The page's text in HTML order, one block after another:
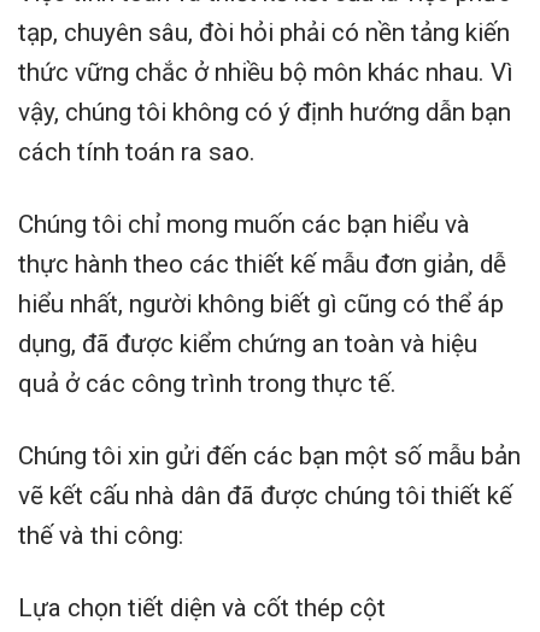
tạp, chuyên sâu, đòi hỏi phải có nền tảng kiến
thức vững chắc ở nhiều bộ môn khác nhau. Vì
vậy, chúng tôi không có ý định hướng dẫn bạn
cách tính toán ra sao.
Chúng tôi chỉ mong muốn các bạn hiểu và
thực hành theo các thiết kế mẫu đơn giản, dễ
hiểu nhất, người không biết gì cũng có thể áp
dụng, đã được kiểm chứng an toàn và hiệu
quả ở các công trình trong thực tế.
Chúng tôi xin gửi đến các bạn một số mẫu bản
vẽ kết cấu nhà dân đã được chúng tôi thiết kế
thế và thi công:
Lựa chọn tiết diện và cốt thép cột